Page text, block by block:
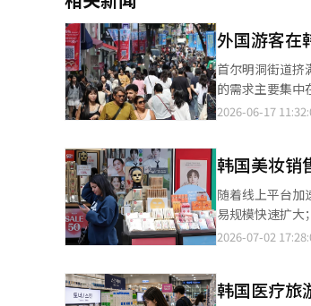
外国游客在
首尔明洞街道挤满了外国游客和市民。 来韩国的
的需求主要集中
中购买限量版运
年1至5月的累计消费额为7万
的信用卡消费同
饮业（64.9%）的增长尤为明显。 具体行业中，药店
皮肤护理和按摩
出较高的增长率。 ◆ 从明洞到成水……游客的消费行为随商圈变化 最近，外国游客的消费路径呈现出
长了141.9%。 传统商圈明洞也在向体验型购物转型，推出限量版定制服装的体验式购物路径，相关销售额增长了
2026-06-17
韩国美妆销
随着线上平台加
易规模快速扩大；
消息，今年第一
统计厅数据显示
2026-07-02
韩国医疗旅